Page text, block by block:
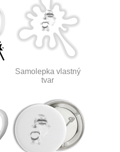
Samolepka vlastný
tvar